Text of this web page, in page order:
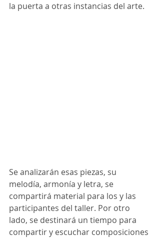
la puerta a otras instancias del arte.
Se analizarán esas piezas, su
melodía, armonía y letra, se
compartirá material para los y las
participantes del taller. Por otro
lado, se destinará un tiempo para
compartir y escuchar composiciones